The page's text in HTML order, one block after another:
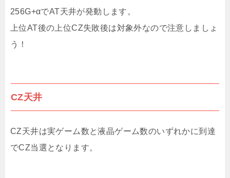
256G+αでAT天井が発動します。
上位AT後の上位CZ失敗後は対象外なので注意しましょ
う！
CZ天井
CZ天井は実ゲーム数と液晶ゲーム数のいずれかに到達
でCZ当選となります。